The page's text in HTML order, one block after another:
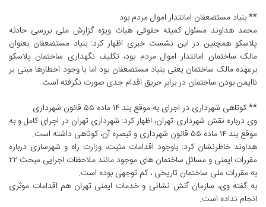
** بنیاد مستضعفان امانتدار اموال مردم بود
محمد هداوند مسئول کمیته حقوقی هیات ویژه گزارش ملی بررسی حادثه
پلاسکو همچنین در این نشست خبری اظهار کرد: بنیاد مستضعفان بعنوان
مالک ساختمان امانتدار اموال مردم بود، تکلیف نگهداری ساختمان پلاسکو
برعهده مالک ساختمان یعنی بنیاد مستضعفان بود اما با وجود اخطارها مبنی بر
ناایمن بودن ساختمان در برابر حریق اقدام جدی صورت نگرفته است.
** کوتاهی شهرداری در اجرای به موقع بند ١٤ ماده ٥٥ قانون شهرداری
وی درباره نقش شهرداری تهران، اظهار کرد: شهرداری تهران در اجرای کامل و به
موقع بند ١٤ ماده ٥٥ قانون شهرداری و تبصره آن، کوتاهی داشته است.
هداوند خاطرنشان کرد: باوجود اقدامات مثبت، وزارت راه و شهرسازی درباره
مقررات ایمنی و مسائل ساختمان های موجود مانند ملاحظات اجرایی مبحث ٢٢
به مقررات ملی ساختمان تاریخی ، کم توجهی بوده است.
به گفته وی، سازمان آتش نشانی و خدمات ایمنی تهران هم اقدامات موثری
انجام نداده است.